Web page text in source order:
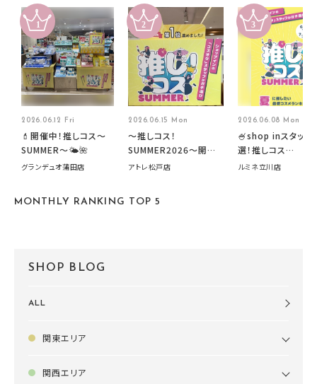
2026.06.12 Fri
💄開催中！推しコス〜
SUMMER〜🌤️🌺
グランデュオ蒲田店
2026.06.15 Mon
～推しコス！
SUMMER2026～開催
中です！
アトレ松戸店
2026.06.08 Mon
🍧shop inスタッフ
選！推しコス
summer2026開催
ルミネ立川店
MONTHLY RANKING TOP 5
SHOP BLOG
ALL
関東エリア
関西エリア